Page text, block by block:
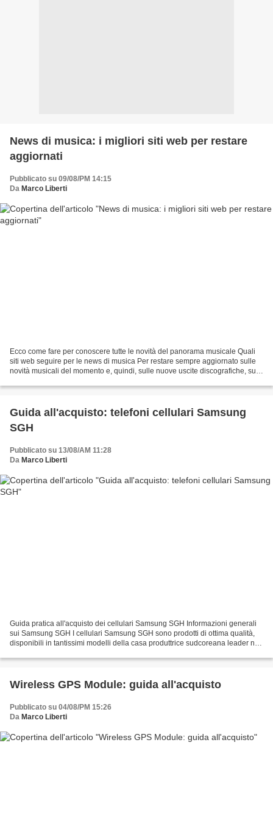
News di musica: i migliori siti web per restare
aggiornati
Pubblicato su 09/08/PM 14:15
Da Marco Liberti
Ecco come fare per conoscere tutte le novità del panorama musicale Quali
siti web seguire per le news di musica Per restare sempre aggiornato sulle
novità musicali del momento e, quindi, sulle nuove uscite discografiche, sui
Guida all'acquisto: telefoni cellulari Samsung
SGH
Pubblicato su 13/08/AM 11:28
Da Marco Liberti
Guida pratica all'acquisto dei cellulari Samsung SGH Informazioni generali
sui Samsung SGH I cellulari Samsung SGH sono prodotti di ottima qualità,
disponibili in tantissimi modelli della casa produttrice sudcoreana leader nel
Wireless GPS Module: guida all'acquisto
Pubblicato su 04/08/PM 15:26
Da Marco Liberti